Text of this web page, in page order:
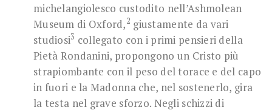
michelangiolesco custodito nell’Ashmolean
Museum di Oxford,2 giustamente da vari
studiosi3 collegato con i primi pensieri della
Pietà Rondanini, propongono un Cristo più
strapiombante con il peso del torace e del capo
in fuori e la Madonna che, nel sostenerlo, gira
la testa nel grave sforzo. Negli schizzi di